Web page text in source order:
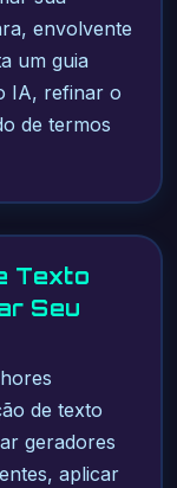
envolvente
um guia
IA, refinar o
de termos
Texto
Seu
de texto
geradores
aplicar